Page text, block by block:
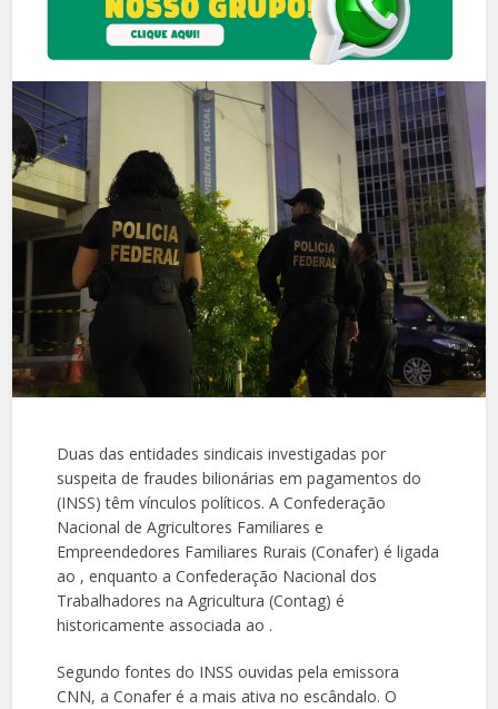
Duas das entidades sindicais investigadas por
suspeita de fraudes bilionárias em pagamentos do
(INSS) têm vínculos políticos. A Confederação
Nacional de Agricultores Familiares e
Empreendedores Familiares Rurais (Conafer) é ligada
ao , enquanto a Confederação Nacional dos
Trabalhadores na Agricultura (Contag) é
historicamente associada ao .
Segundo fontes do INSS ouvidas pela emissora
CNN, a Conafer é a mais ativa no escândalo. O